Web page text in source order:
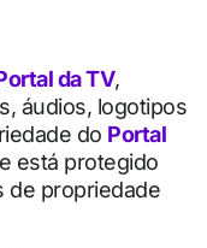
da TV,
áudios, logotipos
do Portal
está protegido
de propriedade